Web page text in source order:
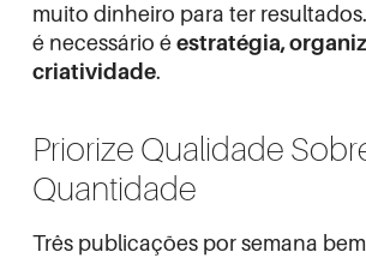
muito dinheiro para ter
é necessário é estratégia,
criatividade.
Priorize Qualidade
Quantidade
Três publicações por semana